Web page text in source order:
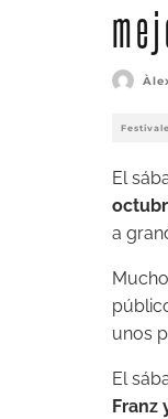
El
a
unos
El
Franz